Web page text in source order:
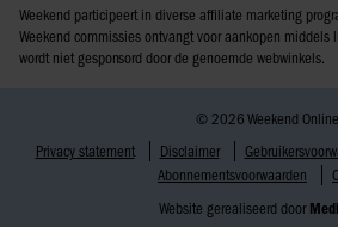
Weekend participeert in diverse affiliate marketing
Weekend commissies ontvangt voor aankopen middels
wordt niet gesponsord door de genoemde webwinkels.
© 2026 Weekend Online
Privacy statement
Disclaimer
Abonnementsvoorwaarden
Website gerealiseerd door